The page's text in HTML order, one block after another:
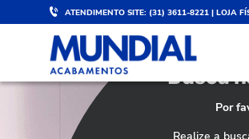
ATENDIMENTO SITE: (31) 3611-8221 | LOJA
Home / Busca não encontrada
Busca
Por